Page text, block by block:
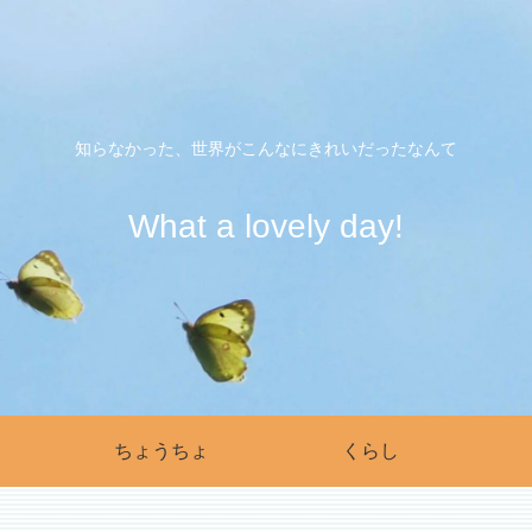
知らなかった、世界がこんなにきれいだったなんて
What a lovely day!
ちょうちょ くらし